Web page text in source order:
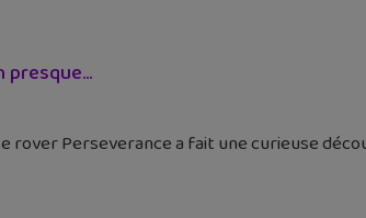
presque…
rover Perseverance a fait une curieuse